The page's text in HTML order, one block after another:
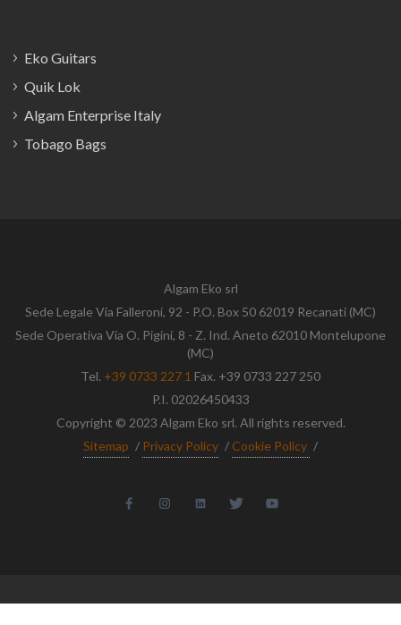
Eko Guitars
Quik Lok
Algam Enterprise Italy
Tobago Bags
Algam Eko srl
Sede Legale Via Falleroni, 92 - P.O. Box 50 62019 Recanati (MC)
Sede Operativa Via O. Pigini, 8 - Z. Ind. Aneto 62010 Montelupone
(MC)
Tel. +39 0733 227 1 Fax. +39 0733 227 250
P.I. 02026450433
Copyright © 2023 Algam Eko srl. All rights reserved.
Sitemap / Privacy Policy / Cookie Policy /